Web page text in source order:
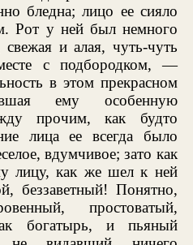
бледна; лицо ее сияло
Рот у ней был немного
и алая, чуть-чуть
с подбородком, —
в этом прекрасном
ему особенную
прочим, как будто
лица ее всегда было
вдумчивое; зато как
лицу, как же шел к ней
беззаветный! Понятно,
простоватый,
богатырь, и пьяный